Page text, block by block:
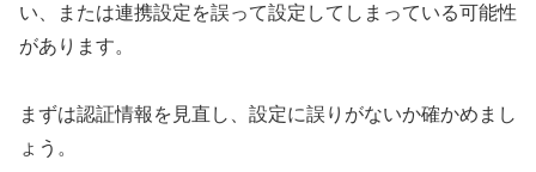
い、または連携設定を誤って設定してしまっている可能性
があります。
まずは認証情報を見直し、設定に誤りがないか確かめまし
ょう。